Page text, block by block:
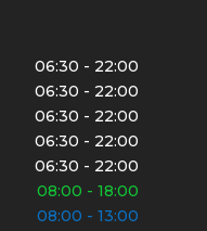
06:30 - 22:00
06:30 - 22:00
06:30 - 22:00
06:30 - 22:00
06:30 - 22:00
08:00 - 18:00
08:00 - 13:00